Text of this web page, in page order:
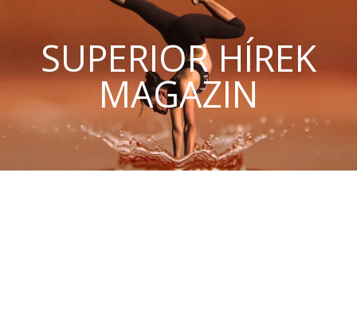
SUPERIOR HÍREK
MAGAZIN